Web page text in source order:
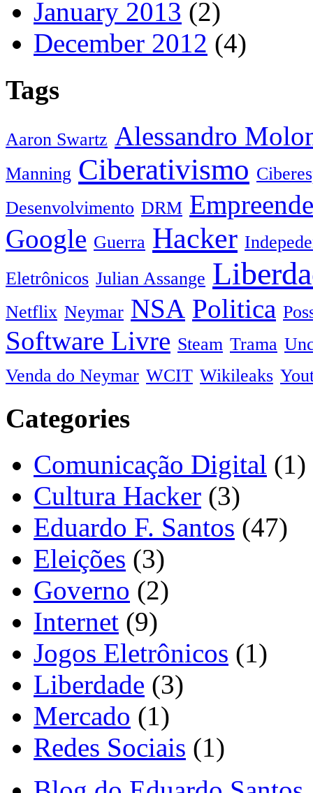
January 2013 (2)
December 2012 (4)
Tags
Aaron Swartz Alessandro
Manning Ciberativismo
Desenvolvimento DRM
Google Guerra Hacker
Eletrônicos Julian Assange
Netflix Neymar NSA Politica
Software Livre Steam Trama
Venda do Neymar WCIT Wikileaks
Categories
Comunicação Digital (1)
Cultura Hacker (3)
Eduardo F. Santos (47)
Eleições (3)
Governo (2)
Internet (9)
Jogos Eletrônicos (1)
Liberdade (3)
Mercado (1)
Redes Sociais (1)